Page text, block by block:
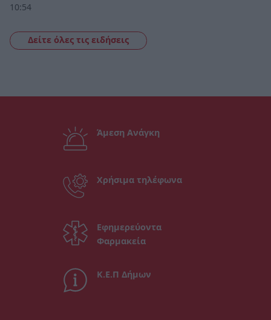
10:54
Δείτε όλες τις ειδήσεις
Άμεση Ανάγκη
Χρήσιμα τηλέφωνα
Εφημερεύοντα
Φαρμακεία
Κ.Ε.Π Δήμων